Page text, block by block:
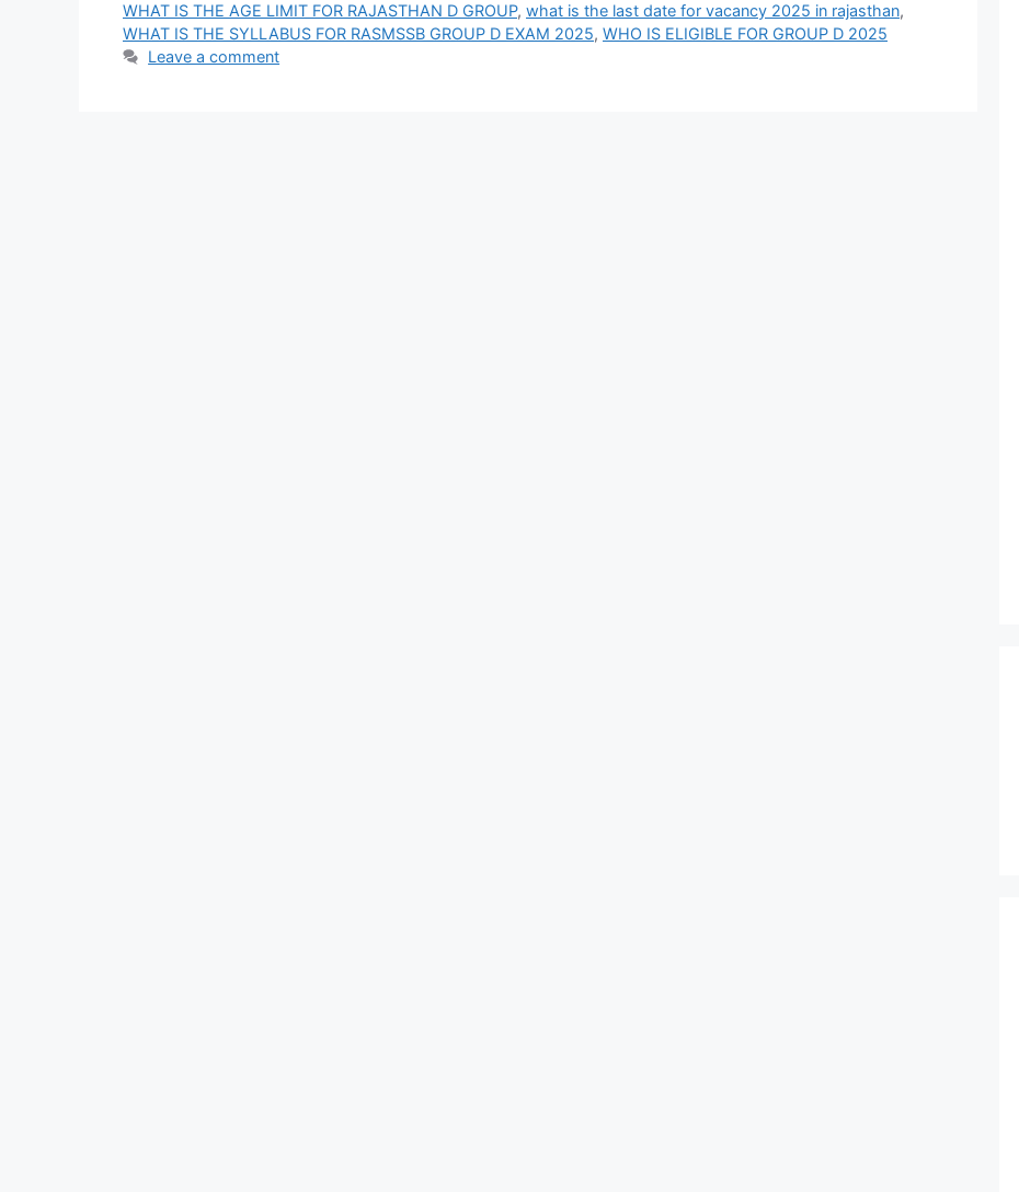
WHAT IS THE AGE LIMIT FOR RAJASTHAN D GROUP, what is the last date for vacancy 2025 in rajasthan,
WHAT IS THE SYLLABUS FOR RASMSSB GROUP D EXAM 2025, WHO IS ELIGIBLE FOR GROUP D 2025
Leave a comment